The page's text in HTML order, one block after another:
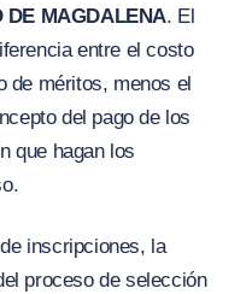
DE MAGDALENA. El
entre el costo
de méritos, menos el
del pago de los
que hagan los
inscripciones, la
proceso de selección